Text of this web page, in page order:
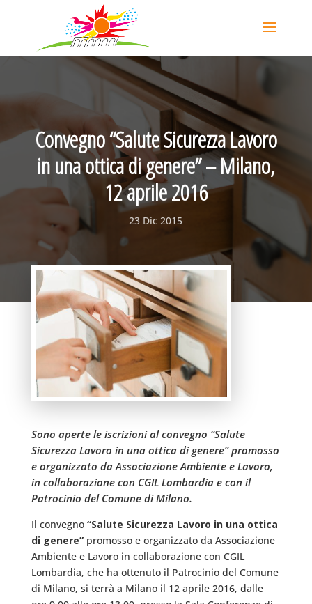
Convegno “Salute Sicurezza Lavoro
in una ottica di genere” – Milano,
12 aprile 2016
23 Dic 2015
Sono aperte le iscrizioni al convegno “Salute
Sicurezza Lavoro in una ottica di genere” promosso
e organizzato da Associazione Ambiente e Lavoro,
in collaborazione con CGIL Lombardia e con il
Patrocinio del Comune di Milano.
Il convegno “Salute Sicurezza Lavoro in una ottica
di genere”promosso e organizzato da Associazione
Ambiente e Lavoro in collaborazione con CGIL
Lombardia, che ha ottenuto il Patrocinio del Comune
di Milano, si terrà a Milano il 12 aprile 2016, dalle